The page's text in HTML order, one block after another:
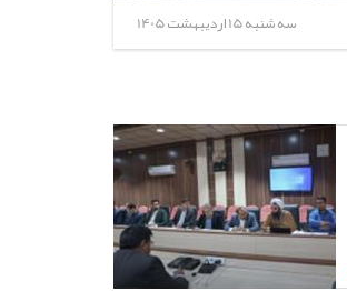
سه شنبه 15 اردیبهشت 1405